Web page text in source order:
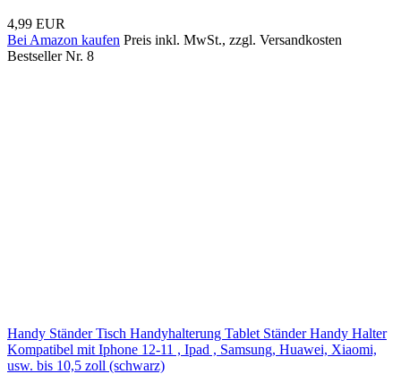
4,99 EUR
Bei Amazon kaufen Preis inkl. MwSt., zzgl. Versandkosten
Bestseller Nr. 8
Handy Ständer Tisch Handyhalterung Tablet Ständer Handy Halter
Kompatibel mit Iphone 12-11 , Ipad , Samsung, Huawei, Xiaomi,
usw. bis 10,5 zoll (schwarz)